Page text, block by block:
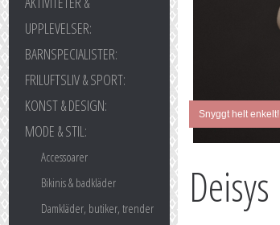
UPPLEVELSER:
BARNSPECIALISTER:
FRILUFTSLIV & SPORT:
KONST & DESIGN:
MODE & STIL:
Accessoarer
Bikinis & badkläder
Damkläder, butiker, trender
Snyggt helt enkelt!
Deisys